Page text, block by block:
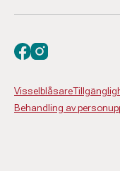
Visselblåsare
Behandling av
Besök oss på facebook
Besök oss på